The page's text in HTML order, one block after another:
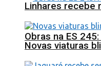
Obras na ES
Linhares recebe
Novas viaturas